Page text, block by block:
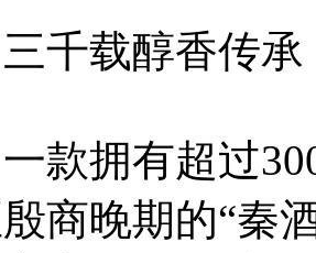
千载醇香传承
款拥有超过
商晚期的“秦